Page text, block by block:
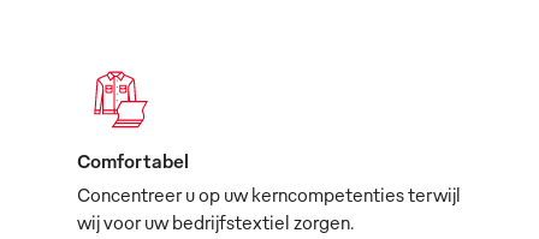
Comfortabel
Concentreer u op uw kerncompetenties terwijl
wij voor uw bedrijfstextiel zorgen.